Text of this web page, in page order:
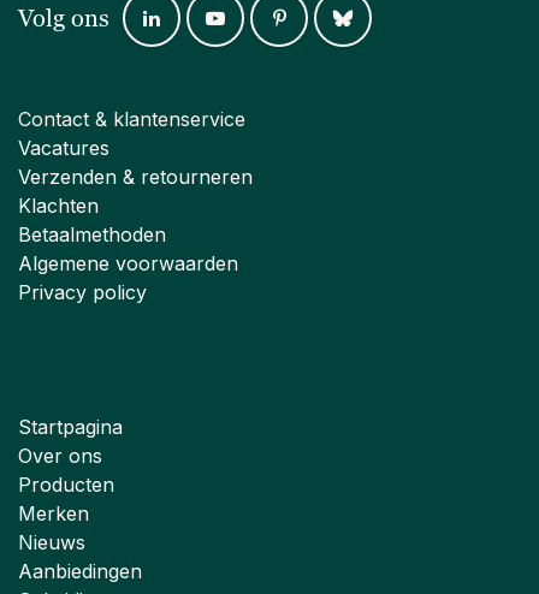
Volg ons
Contact & klantenservice
Vacatures
Verzenden & retourneren
Klachten
Betaalmethoden
Algemene voorwaarden
Privacy policy
Startpagina
Over ons
Producten
Merken
Nieuws
Aanbiedingen